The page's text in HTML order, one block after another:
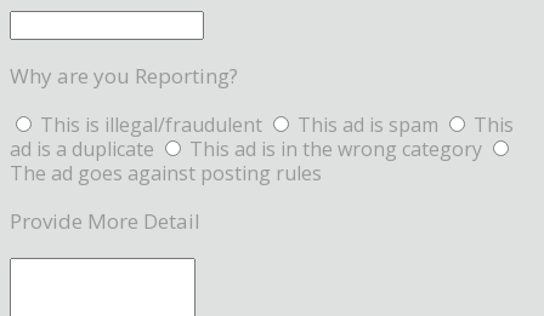
Why are you Reporting?
This is illegal/fraudulent This ad is spam
This
ad is a duplicate
This ad is in the wrong category
The ad goes against posting rules
Provide More Detail